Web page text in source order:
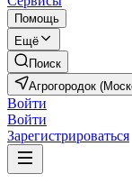
Помощь
Ещё
Поиск
Войти
Войти
Зарегистрироваться